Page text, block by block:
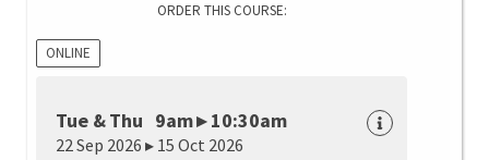
ORDER THIS COURSE:
ONLINE
Tue & Thu 9am ▸ 10:30am
22 Sep 2026 ▸ 15 Oct 2026